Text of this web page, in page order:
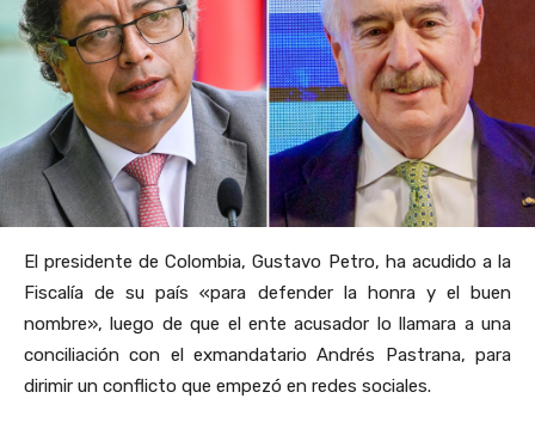
El presidente de Colombia, Gustavo Petro, ha acudido a la
Fiscalía de su país «para defender la honra y el buen
nombre», luego de que el ente acusador lo llamara a una
conciliación con el exmandatario Andrés Pastrana, para
dirimir un conflicto que empezó en redes sociales.